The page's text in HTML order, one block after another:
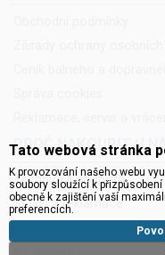
PROČ NAKOUPIT U
Technická podpora
Servis a reklamace
Tato webová stránka
K provozování našeho webu
soubory sloužící k
obecně k zajištění vaší
preferencích.